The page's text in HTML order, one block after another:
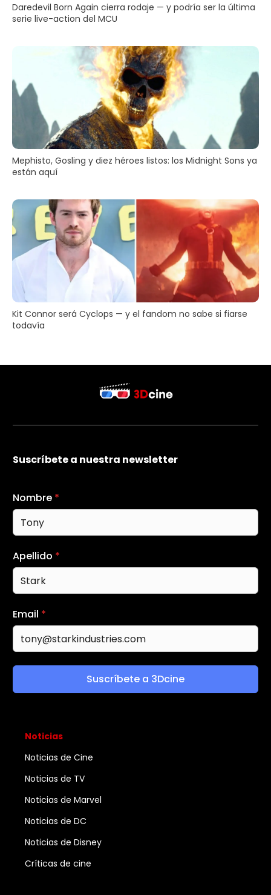
Daredevil Born Again cierra rodaje — y podría ser la última
serie live-action del MCU
Mephisto, Gosling y diez héroes listos: los Midnight Sons ya
están aquí
Kit Connor será Cyclops — y el fandom no sabe si fiarse
todavía
Suscríbete a nuestra newsletter
Nombre *
Apellido *
Email *
Suscríbete a 3Dcine
Noticias
Noticias de Cine
Noticias de TV
Noticias de Marvel
Noticias de DC
Noticias de Disney
Críticas de cine